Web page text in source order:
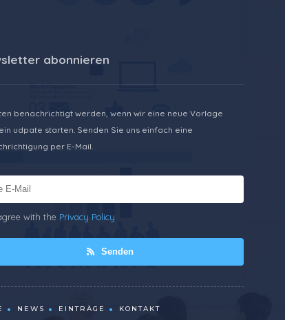
abonnieren
benachrichtigt werden, wenn wir eine neue Vorlage
udpate starten. Senden Sie uns einfach eine
per E-Mail.
with the Privacy Policy
Senden
NEWS EINTRÄGE KONTAKT